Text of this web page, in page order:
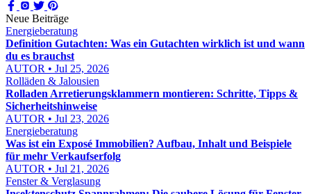
Neue Beiträge
Energieberatung
Definition Gutachten: Was ein Gutachten wirklich ist und wann
du es brauchst
AUTOR • Jul 25, 2026
Rolläden & Jalousien
Rolladen Arretierungsklammern montieren: Schritte, Tipps &
Sicherheitshinweise
AUTOR • Jul 23, 2026
Energieberatung
Was ist ein Exposé Immobilien? Aufbau, Inhalt und Beispiele
für mehr Verkaufserfolg
AUTOR • Jul 21, 2026
Fenster & Verglasung